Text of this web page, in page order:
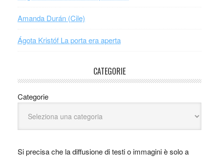
Amanda Durán (Cile)
Ágota Kristóf La porta era aperta
CATEGORIE
Categorie
Si precisa che la diffusione di testi o immagini è solo a